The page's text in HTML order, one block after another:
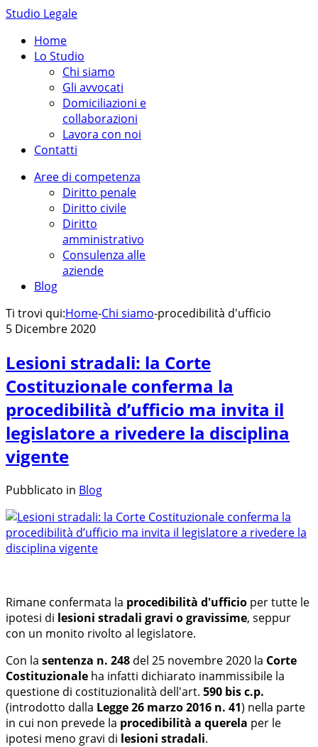
Studio Legale
Home
Lo Studio
Chi siamo
Gli avvocati
Domiciliazioni e
collaborazioni
Lavora con noi
Contatti
Aree di competenza
Diritto penale
Diritto civile
Diritto
amministrativo
Consulenza alle
aziende
Blog
Ti trovi qui:Home-Chi siamo-procedibilità d'ufficio
5 Dicembre 2020
Lesioni stradali: la Corte
Costituzionale conferma la
procedibilità d’ufficio ma invita il
legislatore a rivedere la disciplina
vigente
Pubblicato in Blog
Rimane confermata la procedibilità d'ufficio per tutte le
ipotesi di lesioni stradali gravi o gravissime, seppur
con un monito rivolto al legislatore.
Con la sentenza n. 248 del 25 novembre 2020 la Corte
Costituzionale ha infatti dichiarato inammissibile la
questione di costituzionalità dell'art. 590 bis c.p.
(introdotto dalla Legge 26 marzo 2016 n. 41) nella parte
in cui non prevede la procedibilità a querela per le
ipotesi meno gravi di lesioni stradali.